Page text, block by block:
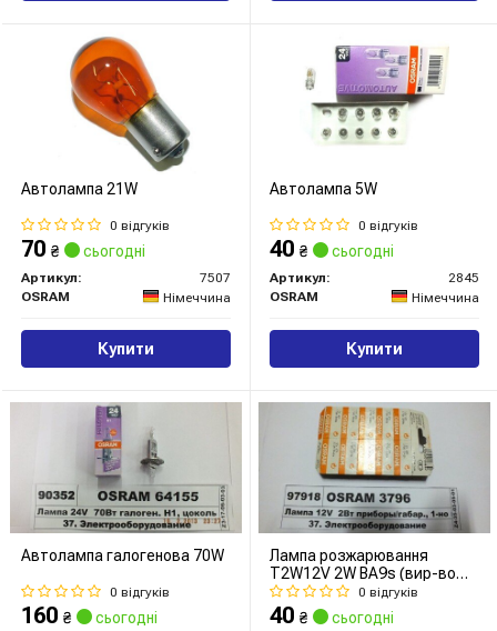
Автолампа 21W
0 відгуків
70 ₴ сьогодні
Артикул:
7507
OSRAM
Німеччина
Купити
Автолампа 5W
0 відгуків
40 ₴ сьогодні
Артикул:
2845
OSRAM
Німеччина
Купити
Автолампа галогенова 70W
0 відгуків
160 ₴ сьогодні
Лампа розжарювання
T2W12V 2W BA9s (вир-во
OSRAM)
0 відгуків
40 ₴ сьогодні